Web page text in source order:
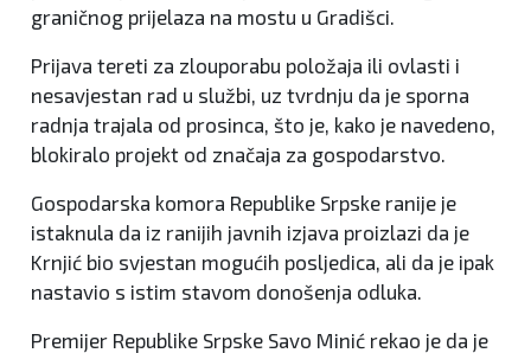
graničnog prijelaza na mostu u Gradišci.
Prijava tereti za zlouporabu položaja ili ovlasti i
nesavjestan rad u službi, uz tvrdnju da je sporna
radnja trajala od prosinca, što je, kako je navedeno,
blokiralo projekt od značaja za gospodarstvo.
Gospodarska komora Republike Srpske ranije je
istaknula da iz ranijih javnih izjava proizlazi da je
Krnjić bio svjestan mogućih posljedica, ali da je ipak
nastavio s istim stavom donošenja odluka.
Premijer Republike Srpske Savo Minić rekao je da je